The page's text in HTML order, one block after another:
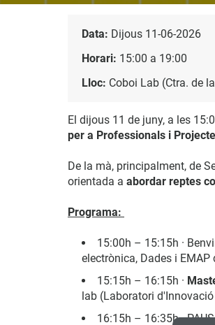
Data: Dijous 11-06-2026
Horari: 15:00 a 19:00
Lloc: Coboi Lab (Ctra. de
El dijous 11 de juny, a les
per a Professionals i
De la mà, principalment, de
orientada a abordar reptes
Programa:
15:00h – 15:15h ·
electrònica, Dades i EMAP
15:15h – 16:15h ·
lab (Laboratori
16:15h – 16:35h ·